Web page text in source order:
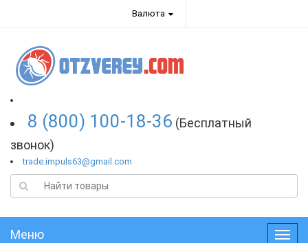
Валюта
8 (800) 100-18-36 (Бесплатный
звонок)
trade.impuls63@gmail.com
Меню
Меню